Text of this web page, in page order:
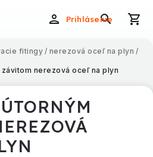
Prihlásenie
fitingy / nerezová oceľ na plyn /
nerezová oceľ na plyn